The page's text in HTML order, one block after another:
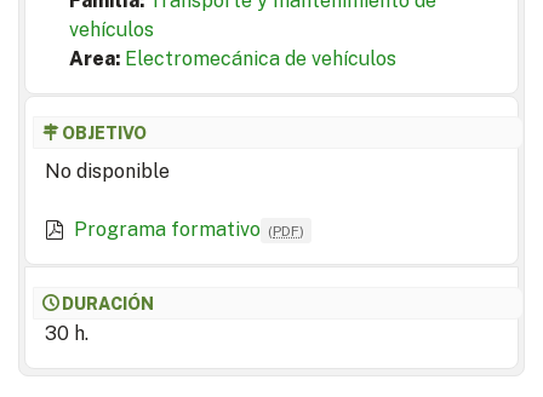
vehículos
Area: Electromecánica de vehículos
OBJETIVO
No disponible
Programa formativo (PDF)
DURACIÓN
30 h.